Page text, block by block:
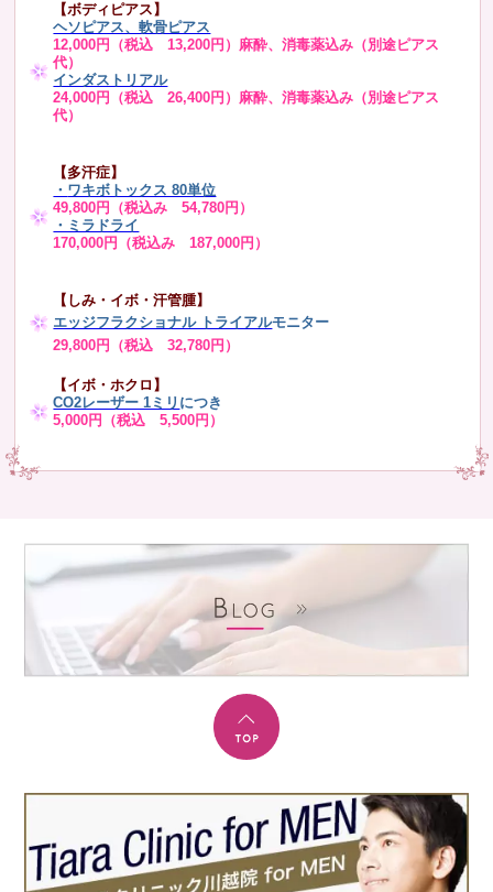
【ボディピアス】
ヘソピアス、軟骨ピアス
12,000円（税込 13,200円）麻酔、消毒薬込み（別途ピアス
代）
インダストリアル
24,000円（税込 26,400円）麻酔、消毒薬込み（別途ピアス
代）
【多汗症】
・ ワキボトックス 80単位
49,800円（税込み 54,780円）
・ミラドライ
170,000円（税込み 187,000円）
【しみ・イボ・汗管腫】
エッジフラクショナル トライアルモニター
29,800円（税込 32,780円）
【イボ・ホクロ】
CO2レーザー 1ミリ につき
5,000円（税込 5,500円）